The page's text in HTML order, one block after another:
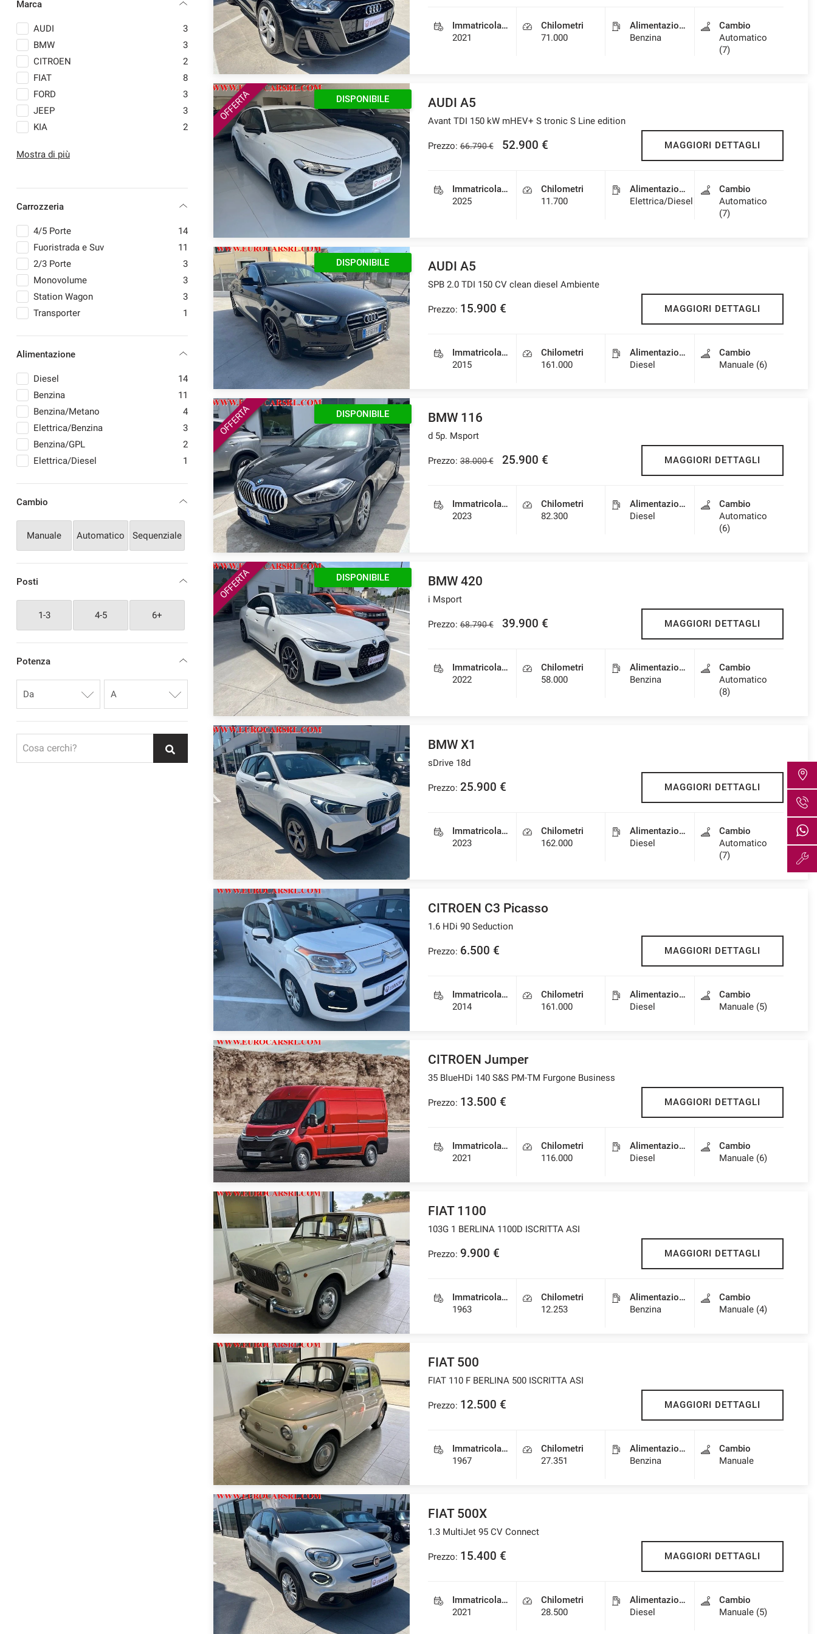
Marca
AUDI
3
BMW
3
CITROEN
2
FIAT
8
FORD
3
JEEP
3
KIA
2
LAND ROVER
RENAULT
1
SKODA
3
SMART
1
SUZUKI
1
VOLKSWAGEN
1
Mostra di più
Carrozzeria
4/5 Porte
14
Fuoristrada e Suv
11
2/3 Porte
3
Monovolume
3
Station Wagon
3
Transporter
1
Alimentazione
Diesel
14
Benzina
11
Benzina/Metano
4
Elettrica/Benzina
3
Benzina/GPL
2
Elettrica/Diesel
1
Cambio
Manuale Automatico Sequenziale
Posti
1-3 4-5 6+
Potenza
Cosa cerchi?
Immatricolazione
2021
Chilometri
71.000
Alimentazione
Benzina
Cambio
Automatico
(7)
OFFERTA DISPONIBILE AUDI A5
Avant TDI 150 kW mHEV+ S tronic S Line edition
Prezzo: 66.790 € 52.900 € MAGGIORI DETTAGLI
Immatricolazione
2025
Chilometri
11.700
Alimentazione
Elettrica/Diesel
Cambio
Automatico
(7)
DISPONIBILE AUDI A5
SPB 2.0 TDI 150 CV clean diesel Ambiente
Prezzo: 15.900 € MAGGIORI DETTAGLI
Immatricolazione
2015
Chilometri
161.000
Alimentazione
Diesel
Cambio
Manuale (6)
OFFERTA DISPONIBILE BMW 116
d 5p. Msport
Prezzo: 38.000 € 25.900 € MAGGIORI DETTAGLI
Immatricolazione
2023
Chilometri
82.300
Alimentazione
Diesel
Cambio
Automatico
(6)
OFFERTA DISPONIBILE BMW 420
i Msport
Prezzo: 68.790 € 39.900 € MAGGIORI DETTAGLI
Immatricolazione
2022
Chilometri
58.000
Alimentazione
Benzina
Cambio
Automatico
(8)
BMW X1
sDrive 18d
Prezzo: 25.900 € MAGGIORI DETTAGLI
Immatricolazione
2023
Chilometri
162.000
Alimentazione
Diesel
Cambio
Automatico
(7)
CITROEN C3 Picasso
1.6 HDi 90 Seduction
Prezzo: 6.500 € MAGGIORI DETTAGLI
Immatricolazione
2014
Chilometri
161.000
Alimentazione
Diesel
Cambio
Manuale (5)
CITROEN Jumper
35 BlueHDi 140 S&S PM-TM Furgone Business
Prezzo: 13.500 € MAGGIORI DETTAGLI
Immatricolazione
2021
Chilometri
116.000
Alimentazione
Diesel
Cambio
Manuale (6)
FIAT 1100
103G 1 BERLINA 1100D ISCRITTA ASI
Prezzo: 9.900 € MAGGIORI DETTAGLI
Immatricolazione
1963
Chilometri
12.253
Alimentazione
Benzina
Cambio
Manuale (4)
FIAT 500
FIAT 110 F BERLINA 500 ISCRITTA ASI
Prezzo: 12.500 € MAGGIORI DETTAGLI
Immatricolazione
1967
Chilometri
27.351
Alimentazione
Benzina
Cambio
Manuale
FIAT 500X
1.3 MultiJet 95 CV Connect
Prezzo: 15.400 € MAGGIORI DETTAGLI
Immatricolazione
2021
Chilometri
28.500
Alimentazione
Diesel
Cambio
Manuale (5)
strumenti
di
tracciamento
si
rimanda
alla
cookie
policy.
Puoi
rivedere
modificare
in
momento.
Cookie delle preferenze
Cookie per il miglioramento dell'esperienza utente
Cookie analitici